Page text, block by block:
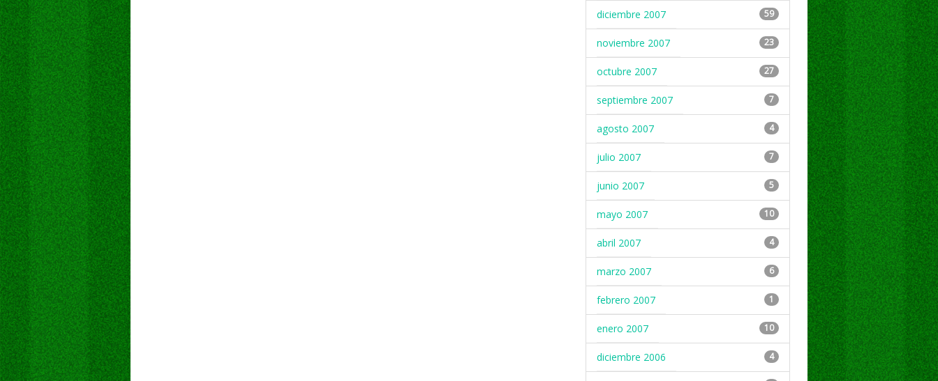
diciembre 2007 59
noviembre 2007 23
octubre 2007 27
septiembre 2007 7
agosto 2007 4
julio 2007 7
junio 2007 5
mayo 2007 10
abril 2007 4
marzo 2007 6
febrero 2007 1
enero 2007 10
diciembre 2006 4